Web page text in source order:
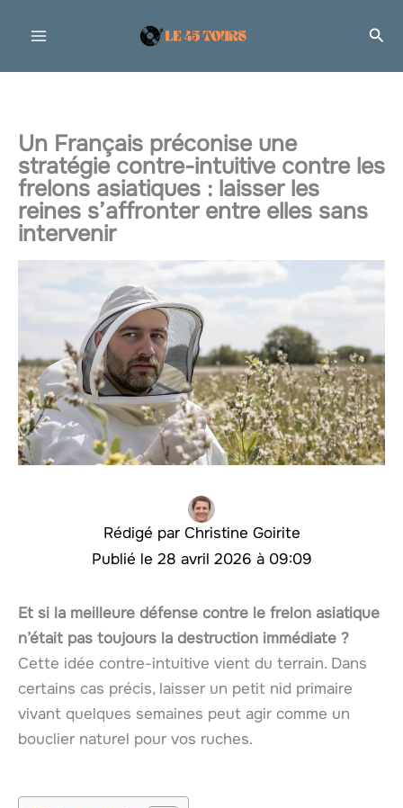
Un Français préconise une
stratégie contre-intuitive contre les
frelons asiatiques : laisser les
reines s’affronter entre elles sans
intervenir
Christine Goirite
28 avril 2026 à 09:09
Et si la meilleure défense contre le frelon asiatique
n’était pas toujours la destruction immédiate ?
Cette idée contre-intuitive vient du terrain. Dans
certains cas précis, laisser un petit nid primaire
vivant quelques semaines peut agir comme un
bouclier naturel pour vos ruches.